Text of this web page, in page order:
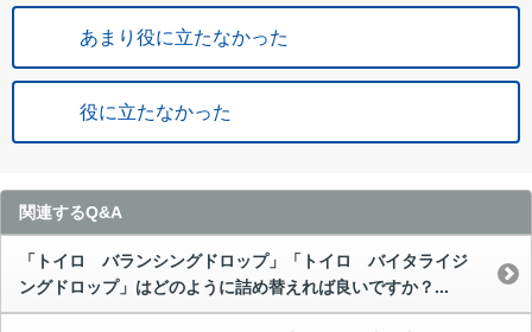
あまり役に立たなかった
役に立たなかった
関連するQ&A
「トイロ バランシングドロップ」「トイロ バイタライジ
ングドロップ」はどのように詰め替えれば良いですか？...